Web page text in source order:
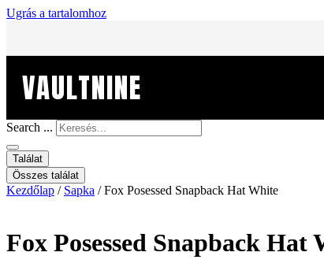
Ugrás a tartalomhoz
VAULTNINE
Search ...
Találat
Összes találat
Kezdőlap / Sapka / Fox Posessed Snapback Hat White
Fox Posessed Snapback Hat